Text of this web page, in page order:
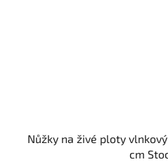
Nůžky na živé ploty
cm